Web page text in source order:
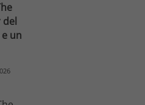
del
un